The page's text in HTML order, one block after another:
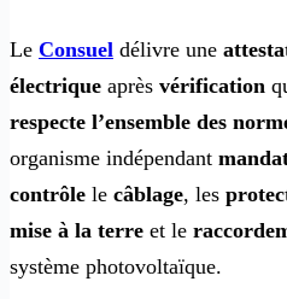
Le Consuel délivre une
électrique après vérification
respecte l’ensemble des
organisme indépendant
contrôle le câblage, les
mise à la terre et le
système photovoltaïque.